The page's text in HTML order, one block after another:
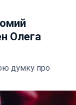
Олега
думку про